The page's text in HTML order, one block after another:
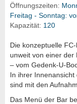
Öffnungszeiten:
Freitag - Sonntag:
Kapazität: 120
Die konzeptuelle
unweit von einer der
– vom Gedenk-U-
In ihrer
sind mit den
Das Menü der Bar